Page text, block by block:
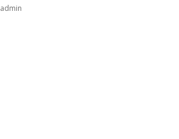
admin